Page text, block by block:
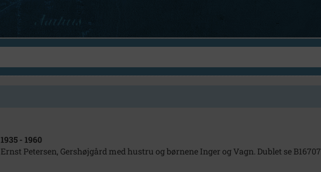
1935 - 1960
Ernst Petersen, Gershøjgård med hustru og børnene Inger og Vagn. Dublet se B16707